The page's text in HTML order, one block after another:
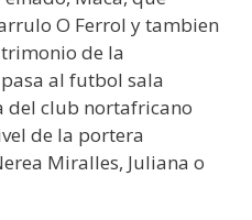
O Ferrol y tambien
de la
al futbol sala
del club nortafricano
de la portera
Miralles, Juliana o